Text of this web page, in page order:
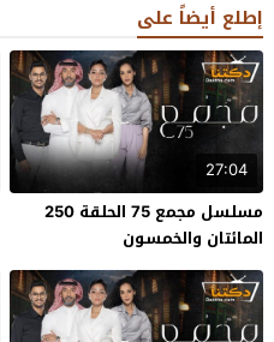
إطلع أيضاً على
27:04
مسلسل مجمع 75 الحلقة 250
المائتان والخمسون